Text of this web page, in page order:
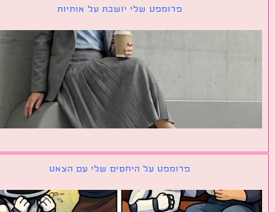
פרומפט שלי יושבת על אותיות
פרומפט על היחסים שלי עם הצאט